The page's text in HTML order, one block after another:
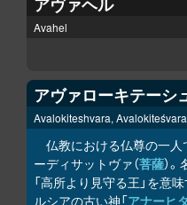
Avahel
アヴァローキテーシ
Avalokiteshvara, Avalokiteśvara
仏教における仏尊の一人
ーディサットヴァ（菩薩）
「高所より見守る王」を意
ルシアの古い神「アナーヒ